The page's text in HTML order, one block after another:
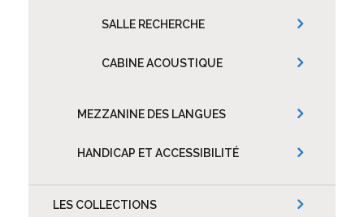
SALLE RECHERCHE
CABINE ACOUSTIQUE
MEZZANINE DES LANGUES
HANDICAP ET ACCESSIBILITÉ
LES COLLECTIONS